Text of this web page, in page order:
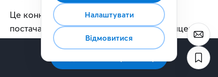
Це конкретна дата або період, у який
постачальник має передати товар покупцеві.
Також варто визначити, з якого моменту
зобов'язання вважається виконаним: після
відвантаження товару чи коли покупець
Налаштувати
Відмовитися